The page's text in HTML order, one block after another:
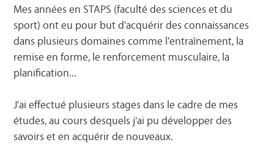
Mes années en STAPS (faculté des sciences et du
sport) ont eu pour but d'acquérir des connaissances
dans plusieurs domaines comme l'entraînement, la
remise en forme, le renforcement musculaire, la
planification...
J'ai effectué plusieurs stages dans le cadre de mes
études, au cours desquels j'ai pu développer des
savoirs et en acquérir de nouveaux.